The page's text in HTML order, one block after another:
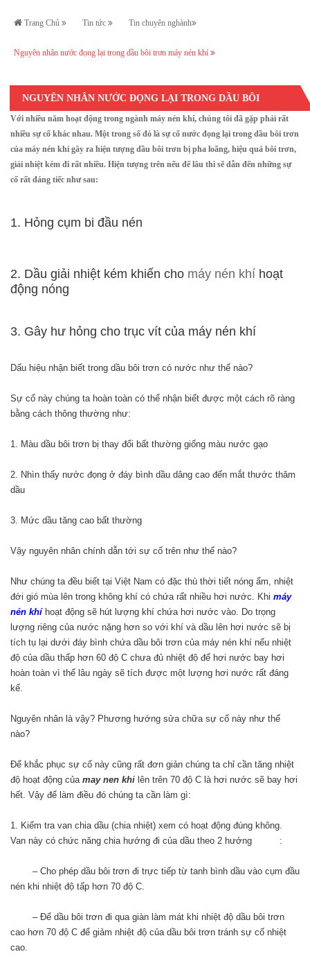
Trang Chủ Tin tức Tin chuyên nghành
Nguyên nhân nước đọng lại trong dầu bôi trơn máy nén khí
NGUYÊN NHÂN NƯỚC ĐỌNG LẠI TRONG DẦU BÔI
TRƠN MÁY NÉN KHÍ
Với nhiều năm hoạt động trong ngành máy nén khí, chúng tôi đã gặp phải rất
nhiều sự cố khác nhau. Một trong số đó là sự cố nước đọng lại trong dầu bôi trơn
của máy nén khí gây ra hiện tượng dầu bôi trơn bị pha loãng, hiệu quả bôi trơn,
giải nhiệt kém đi rất nhiều. Hiện tượng trên nếu để lâu thì sẽ dẫn đến những sự
cố rất đáng tiếc như sau:
1. Hỏng cụm bi đầu nén
2. Dầu giải nhiệt kém khiến cho máy nén khí hoạt
động nóng
3. Gây hư hỏng cho trục vít của máy nén khí
Dấu hiệu nhận biết trong dầu bôi trơn có nước như thế nào?
Sự cố này chúng ta hoàn toàn có thể nhận biết được một cách rõ ràng
bằng cách thông thường như:
1. Màu dầu bôi trơn bị thay đổi bất thường giống màu nước gạo
2. Nhìn thấy nước đọng ở đáy bình dầu dâng cao đến mắt thước thăm
dầu
3. Mức dầu tăng cao bất thường
Vậy nguyên nhân chính dẫn tới sự cố trên như thế nào?
Như chúng ta đều biết tại Việt Nam có đặc thù thời tiết nóng ẩm, nhiệt
đới gió mùa lên trong không khí có chứa rất nhiều hơi nước. Khi máy
nén khíhoạt động sẽ hút lượng khí chứa hơi nước vào. Do trọng
lượng riêng của nước nặng hơn so với khí và dầu lên hơi nước sẽ bị
tích tụ lại dưới đáy bình chứa dầu bôi trơn của máy nén khí nếu nhiệt
độ của dầu thấp hơn 60 độ C chưa đủ nhiệt độ để hơi nước bay hơi
hoàn toàn vì thế lâu ngày sẽ tích được một lượng hơi nước rất đáng
kể.
Nguyên nhân là vậy? Phương hướng sửa chữa sự cố này như thế
nào?
Để khắc phục sự cố này cũng rất đơn giản chúng ta chỉ cần tăng nhiệt
độ hoạt động của may nen khi lên trên 70 độ C là hơi nước sẽ bay hơi
hết. Vậy để làm điều đó chúng ta cần làm gì:
1. Kiểm tra van chia dầu (chia nhiệt) xem có hoạt động đúng không.
Van này có chức năng chia hướng đi của dầu theo 2 hướng :
– Cho phép dầu bôi trơn đi trực tiếp từ tanh bình dầu vào cụm đầu
nén khi nhiệt độ tấp hơn 70 độ C.
– Để dầu bôi trơn đi qua giàn làm mát khi nhiệt độ dầu bôi trơn
cao hơn 70 độ C để giảm nhiệt độ của dầu bôi trơn tránh sự cố nhiệt
cao.